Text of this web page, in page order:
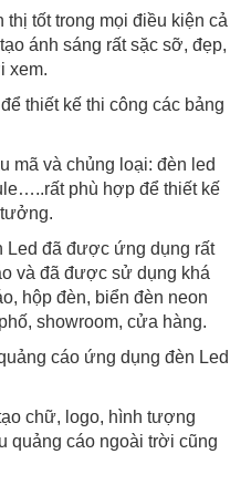
thị tốt trong mọi điều kiện cả
ánh sáng rất sặc sỡ, đẹp,
xem.
thiết kế thi công các bảng
mã và chủng loại: đèn led
phù hợp để thiết kế
Led đã được ứng dụng rất
và đã được sử dụng khá
hộp đèn, biển đèn neon
showroom, cửa hàng.
cáo ứng dụng đèn Led
chữ, logo, hình tượng
quảng cáo ngoài trời cũng